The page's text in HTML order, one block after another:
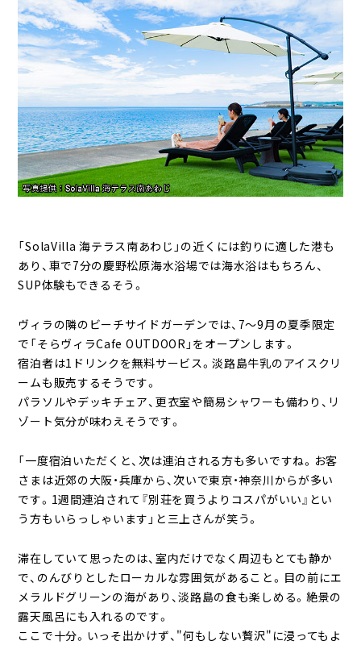
「SolaVilla 海テラス南あわじ」の近くには釣りに適した港も
あり、車で7分の慶野松原海水浴場では海水浴はもちろん、
SUP体験もできるそう。
ヴィラの隣のビーチサイドガーデンでは、7～9月の夏季限定
で「そらヴィラCafe OUTDOOR」をオープンします。
宿泊者は1ドリンクを無料サービス。淡路島牛乳のアイスクリ
ームも販売するそうです。
パラソルやデッキチェア、更衣室や簡易シャワーも備わり、リ
ゾート気分が味わえそうです。
「一度宿泊いただくと、次は連泊される方も多いですね。お客
さまは近郊の大阪・兵庫から、次いで東京・神奈川からが多い
です。1週間連泊されて『別荘を買うよりコスパがいい』とい
う方もいらっしゃいます」と三上さんが笑う。
滞在していて思ったのは、室内だけでなく周辺もとても静か
で、のんびりとしたローカルな雰囲気があること。目の前にエ
メラルドグリーンの海があり、淡路島の食も楽しめる。絶景の
露天風呂にも入れるのです。
ここで十分。いっそ出かけず、"何もしない贅沢"に浸ってもよ